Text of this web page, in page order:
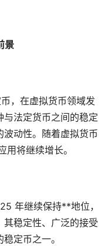
景
，在虚拟货币领域发
法定货币之间的稳定
动性。随着虚拟货币
将继续增长。
年继续保持**地位，
稳定性、广泛的接受
定币之一。